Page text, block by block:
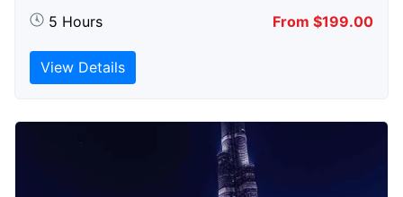
5 Hours From $199.00
View Details